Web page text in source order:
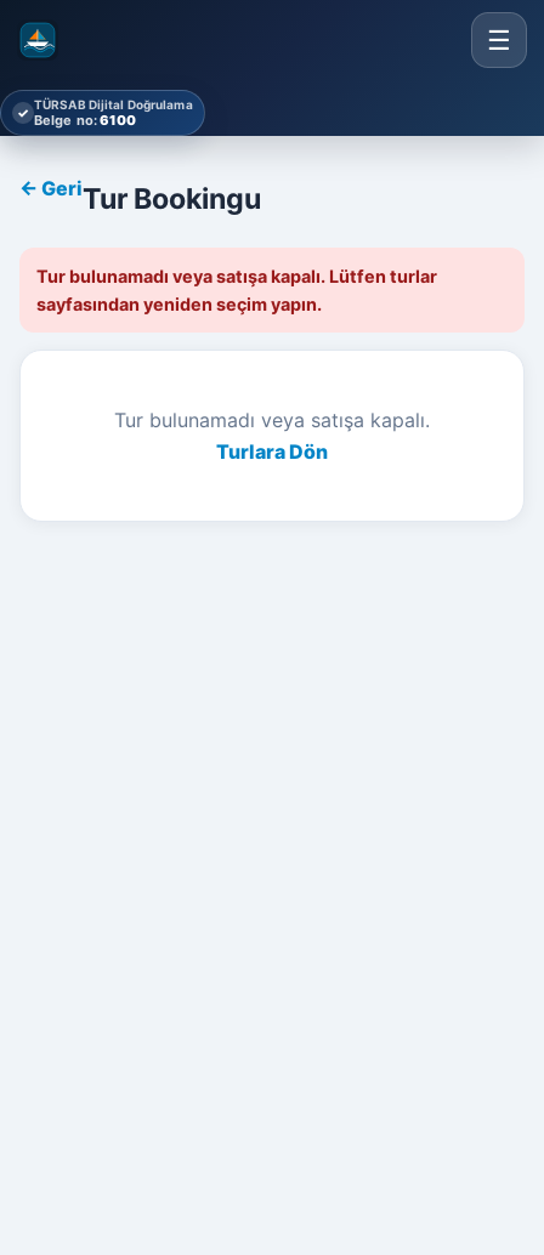
☰
✓ TÜRSAB Dijital Doğrulama
Belge no:6100
← GeriTur Bookingu
Tur bulunamadı veya satışa kapalı. Lütfen turlar
sayfasından yeniden seçim yapın.
Tur bulunamadı veya satışa kapalı.
Turlara Dön